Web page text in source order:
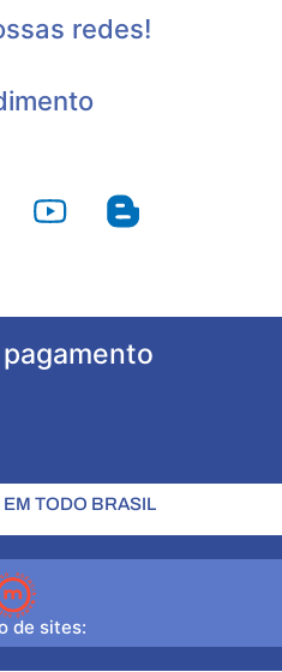
redes!
TODO BRASIL
de sites: